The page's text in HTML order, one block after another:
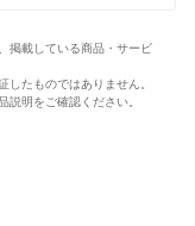
、パナソニックなどの
業・Sharkなどの専門
を比較検証してきた。
ん省エネ性能やお手
寧に確認しながらコ
掲載している商品・サービ
たものではありません。
説明をご確認ください。